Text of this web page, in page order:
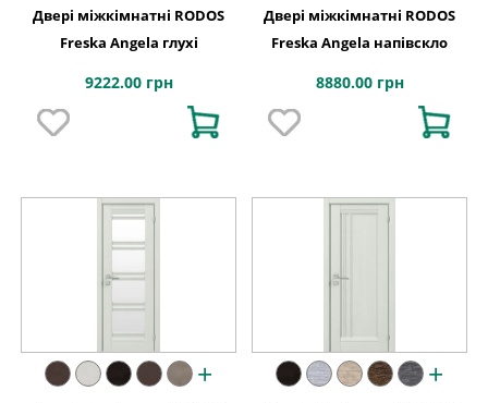
Двері міжкімнатні RODOS
Freska Angela глухі
9222.00 грн
Двері міжкімнатні RODOS
Freska Angela напівскло
8880.00 грн
+ +